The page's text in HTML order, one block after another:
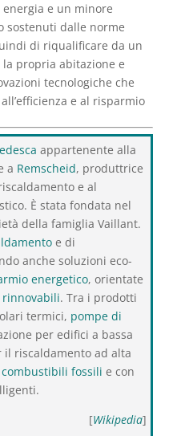
e un minore
sostenuti dalle norme
di riqualificare da un
propria abitazione e
tecnologiche che
e al risparmio
appartenente alla
a Remscheid, produttrice
e al
È stata fondata nel
della famiglia Vaillant.
e di
anche soluzioni eco-
energetico, orientate
. Tra i prodotti
termici, pompe di
per edifici a bassa
riscaldamento ad alta
combustibili fossili e con
[Wikipedia]